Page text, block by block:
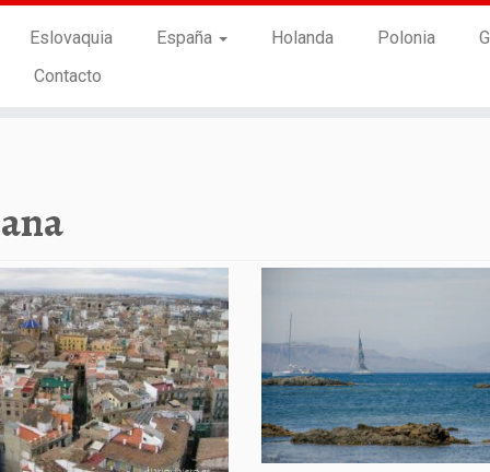
Eslovaquia España Holanda Polonia
Contacto